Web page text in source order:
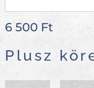
6 500 Ft
Plusz